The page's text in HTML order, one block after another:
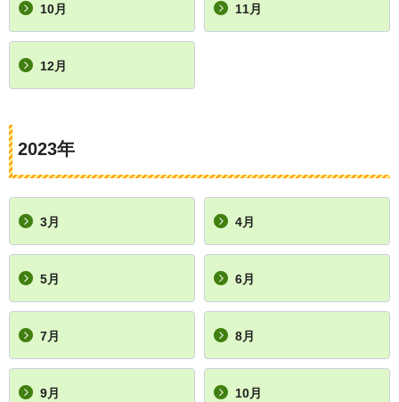
10月 11月
12月
2023年
3月 4月
5月 6月
7月 8月
9月 10月